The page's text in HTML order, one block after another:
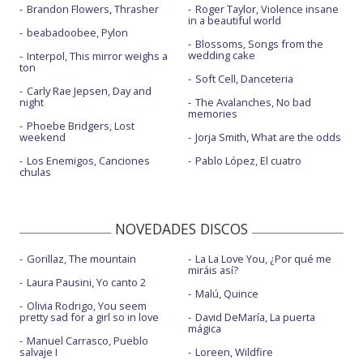
Brandon Flowers, Thrasher
beabadoobee, Pylon
Interpol, This mirror weighs a
ton
Carly Rae Jepsen, Day and
night
Phoebe Bridgers, Lost
weekend
Los Enemigos, Canciones
chulas
Roger Taylor, Violence insane
in a beautiful world
Blossoms, Songs from the
wedding cake
Soft Cell, Danceteria
The Avalanches, No bad
memories
Jorja Smith, What are the odds
Pablo López, El cuatro
NOVEDADES DISCOS
Gorillaz, The mountain
Laura Pausini, Yo canto 2
Olivia Rodrigo, You seem
pretty sad for a girl so in love
Manuel Carrasco, Pueblo
salvaje I
La La Love You, ¿Por qué me
miráis así?
Malú, Quince
David DeMaría, La puerta
mágica
Loreen, Wildfire